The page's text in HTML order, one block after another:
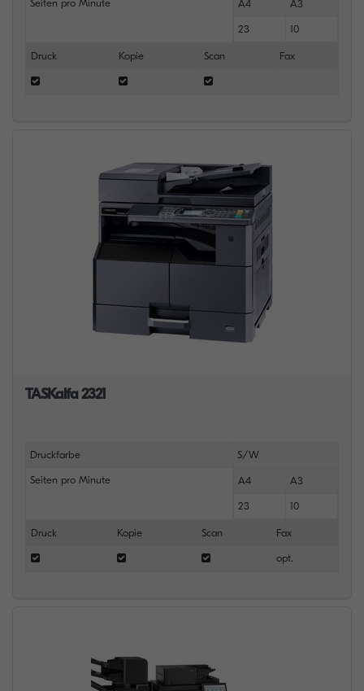
Seiten pro Minute A4 A3
23 10
Druck Kopie Scan Fax
TASKalfa 2321
Druckfarbe S/W
Seiten pro Minute A4 A3
23 10
Druck Kopie Scan Fax
opt.